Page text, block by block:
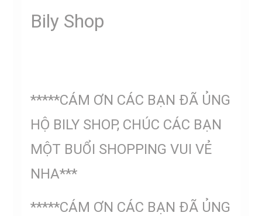
Bily Shop
*****CÁM ƠN CÁC BẠN ĐÃ ỦNG
HỘ BILY SHOP, CHÚC CÁC BẠN
MỘT BUỔI SHOPPING VUI VẺ
NHA***
*****CÁM ƠN CÁC BẠN ĐÃ ỦNG